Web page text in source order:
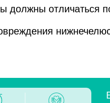
должны отличаться